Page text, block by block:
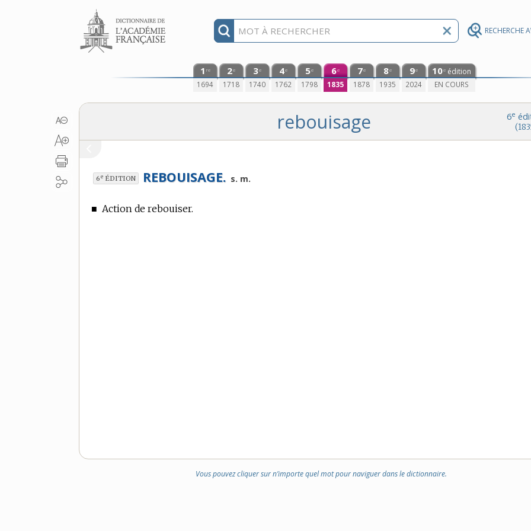
RECHERCHE
Aller au contenu
1 re
1694
2e
1718
3e
1740
4e
1762
5e
1798
6e
1835
7e
1878
8e
1935
9e
2024
10e édition
EN COURS
6e
rebouisage
6e ÉDITION REBOUISAGE. s. m.
■ Action de rebouiser.
Vous pouvez cliquer sur n’importe quel mot pour naviguer dans le dictionnaire.